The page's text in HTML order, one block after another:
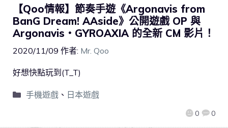
【Qoo情報】節奏手遊《Argonavis from
BanG Dream! AAside》公開遊戲 OP 與
Argonavis・GYROAXIA 的全新 CM 影片！
2020/11/09 作者: Mr. Qoo
0 0
好想快點玩到(T_T)
手機遊戲、 日本遊戲